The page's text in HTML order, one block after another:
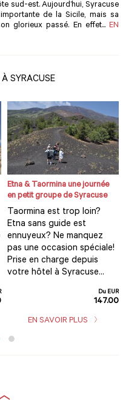
sud-est. Aujourd’hui, Syracuse
de la Sicile, mais sa
glorieux passé. En effet... EN
SYRACUSE
Etna & Taormina une journée
en petit groupe de Syracuse
Taormina est trop loin?
Etna sans guide est
ennuyeux? Ne manquez
pas une occasion spéciale!
Prise en charge depuis
votre hôtel à Syracuse...
Du EUR
147.00
EN SAVOIR PLUS